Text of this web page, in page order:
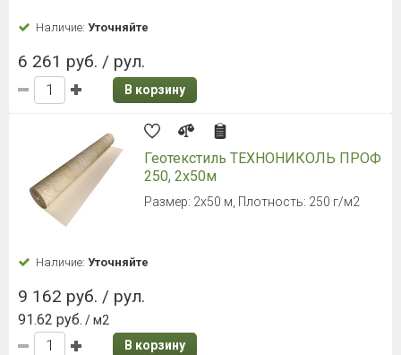
Наличие: Уточняйте
6 261 руб. / рул.
В корзину
Геотекстиль ТЕХНОНИКОЛЬ ПРОФ
250, 2х50м
Размер: 2х50 м, Плотность: 250 г/м2
Наличие: Уточняйте
9 162 руб. / рул.
91.62 руб. / м2
В корзину